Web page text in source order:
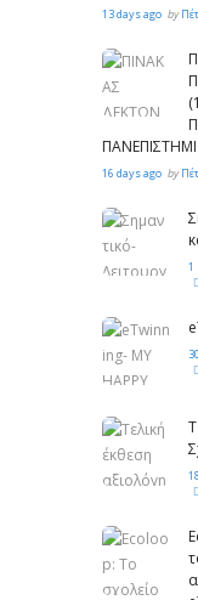
13 days ago by
16 days ago by
1